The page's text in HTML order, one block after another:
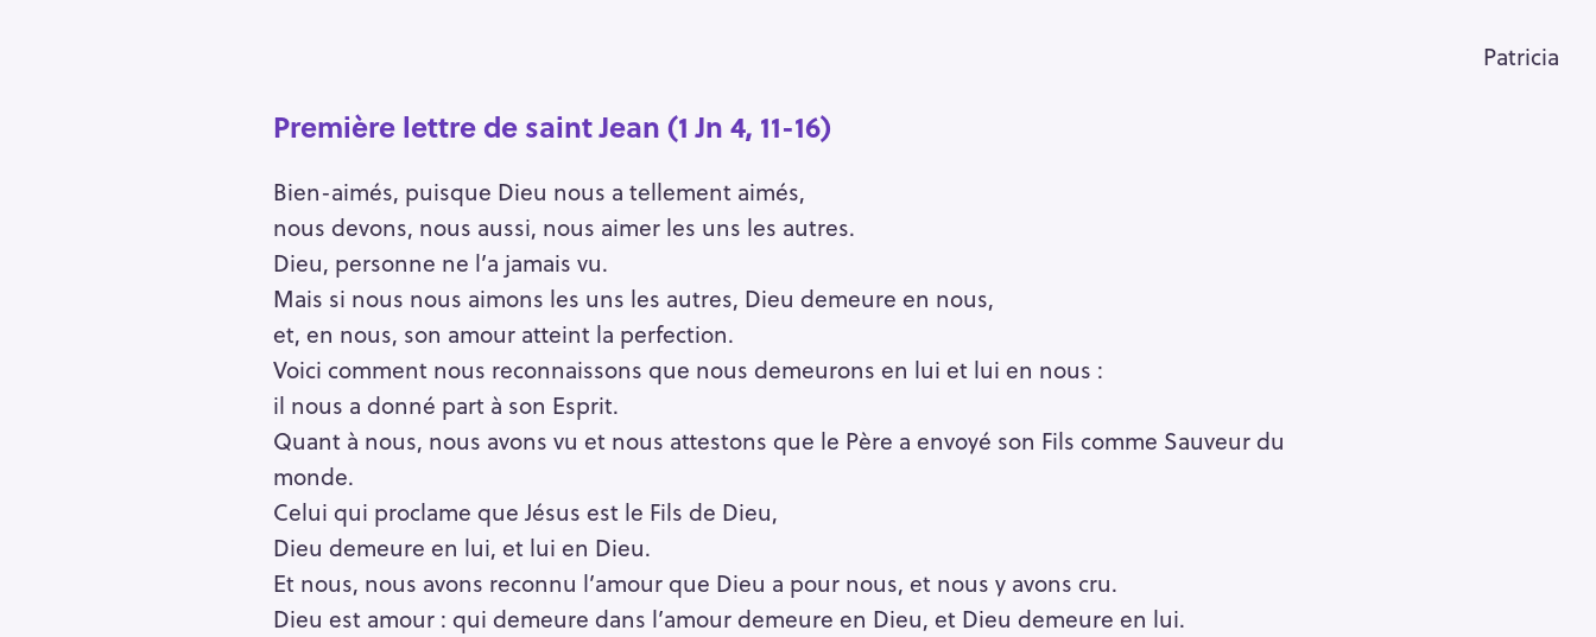
Patricia
Première lettre de saint Jean (1 Jn 4, 11-16)
Bien-aimés, puisque Dieu nous a tellement aimés,
nous devons, nous aussi, nous aimer les uns les autres.
Dieu, personne ne l’a jamais vu.
Mais si nous nous aimons les uns les autres, Dieu demeure en nous,
et, en nous, son amour atteint la perfection.
Voici comment nous reconnaissons que nous demeurons en lui et lui en nous :
il nous a donné part à son Esprit.
Quant à nous, nous avons vu et nous attestons que le Père a envoyé son Fils comme Sauveur du
monde.
Celui qui proclame que Jésus est le Fils de Dieu,
Dieu demeure en lui, et lui en Dieu.
Et nous, nous avons reconnu l’amour que Dieu a pour nous, et nous y avons cru.
Dieu est amour : qui demeure dans l’amour demeure en Dieu, et Dieu demeure en lui.